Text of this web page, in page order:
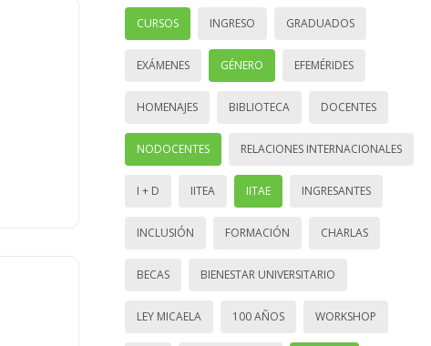
CURSOS INGRESO GRADUADOS
EXÁMENES GÉNERO EFEMÉRIDES
HOMENAJES BIBLIOTECA DOCENTES
NODOCENTES RELACIONES INTERNACIONALES
I + D IITEA IITAE INGRESANTES
INCLUSIÓN FORMACIÓN CHARLAS
BECAS BIENESTAR UNIVERSITARIO
LEY MICAELA 100 AÑOS WORKSHOP